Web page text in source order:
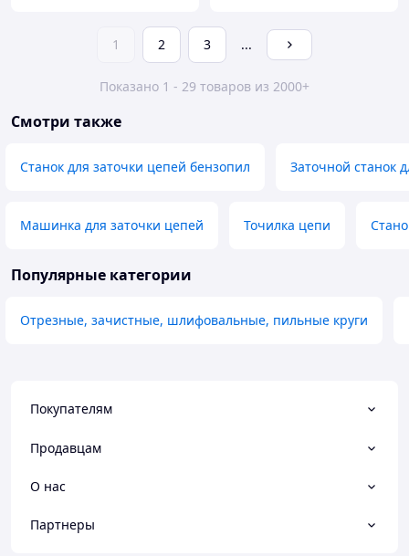
1 2 3 ...
Показано 1 - 29 товаров из 2000+
Смотри также
Станок для заточки цепей бензопил Заточной станок
Машинка для заточки цепей Точилка цепи
Популярные категории
Отрезные, зачистные, шлифовальные, пильные круги
Покупателям
Продавцам
О нас
Партнеры